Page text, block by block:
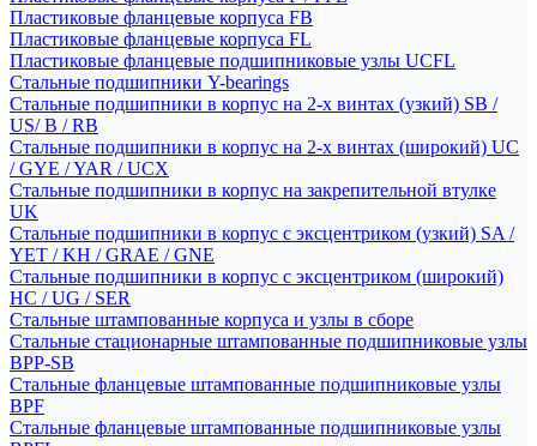
Пластиковые фланцевые корпуса FB
Пластиковые фланцевые корпуса FL
Пластиковые фланцевые подшипниковые узлы UCFL
Стальные подшипники Y-bearings
Стальные подшипники в корпус на 2-х винтах (узкий) SB /
US/ B / RB
Стальные подшипники в корпус на 2-х винтах (широкий) UC
/ GYE / YAR / UCX
Стальные подшипники в корпус на закрепительной втулке
UK
Стальные подшипники в корпус с эксцентриком (узкий) SA /
YET / KH / GRAE / GNE
Стальные подшипники в корпус с эксцентриком (широкий)
HC / UG / SER
Стальные штампованные корпуса и узлы в сборе
Стальные стационарные штампованные подшипниковые узлы
BPP-SB
Стальные фланцевые штампованные подшипниковые узлы
BPF
Стальные фланцевые штампованные подшипниковые узлы